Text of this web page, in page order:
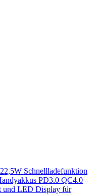
Schnellladefunktion
PD3.0 QC4.0
und LED Display für